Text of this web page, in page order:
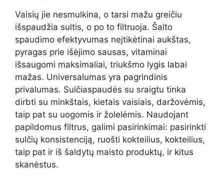
Vaisių jie nesmulkina, o tarsi mažu greičiu
išspaudžia sultis, o po to filtruoja. Šalto
spaudimo efektyvumas neįtikėtinai aukštas,
pyragas prie išėjimo sausas, vitaminai
išsaugomi maksimaliai, triukšmo lygis labai
mažas. Universalumas yra pagrindinis
privalumas. Sulčiaspaudės su sraigtu tinka
dirbti su minkštais, kietais vaisiais, daržovėmis,
taip pat su uogomis ir žolelėmis. Naudojant
papildomus filtrus, galimi pasirinkimai: pasirinkti
sulčių konsistenciją, ruošti kokteilius, kokteilius,
taip pat ir iš šaldytų maisto produktų, ir kitus
skanėstus.